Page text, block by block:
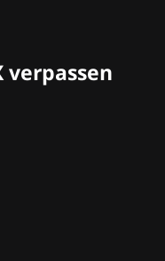
verpassen